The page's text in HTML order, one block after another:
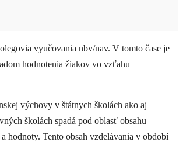
Hospitačná činnosť
vyučovania nbv/nav. V tomto čase je
hodnotenia žiakov vo vzťahu
výchovy v štátnych školách ako aj
školách spadá pod oblasť obsahu
hodnoty. Tento obsah vzdelávania v období